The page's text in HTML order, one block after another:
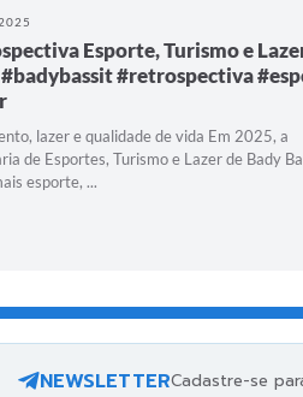
Esporte, Turismo e
#retrospectiva
lazer e qualidade de vida Em 2025, a
de Esportes, Turismo e Lazer de Bady
esporte, ...
NEWSLETTERCadastre-se